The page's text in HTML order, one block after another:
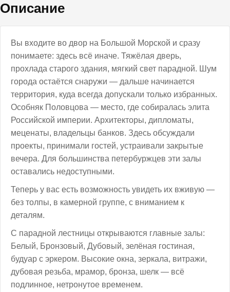
Описание
Вы входите во двор на Большой Морской и сразу
понимаете: здесь всё иначе. Тяжёлая дверь,
прохлада старого здания, мягкий свет парадной. Шум
города остаётся снаружи — дальше начинается
территория, куда всегда допускали только избранных.
Особняк Половцова — место, где собиралась элита
Российской империи. Архитекторы, дипломаты,
меценаты, владельцы банков. Здесь обсуждали
проекты, принимали гостей, устраивали закрытые
вечера. Для большинства петербуржцев эти залы
оставались недоступными.
Теперь у вас есть возможность увидеть их вживую —
без толпы, в камерной группе, с вниманием к
деталям.
С парадной лестницы открываются главные залы:
Белый, Бронзовый, Дубовый, зелёная гостиная,
будуар с эркером. Высокие окна, зеркала, витражи,
дубовая резьба, мрамор, бронза, шелк — всё
подлинное, нетронутое временем.